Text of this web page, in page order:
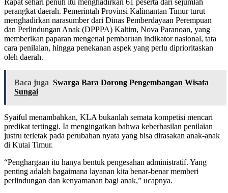
Rapat sehari penuh itu menghadirkan 61 peserta dari sejumlah
perangkat daerah. Pemerintah Provinsi Kalimantan Timur turut
menghadirkan narasumber dari Dinas Pemberdayaan Perempuan
dan Perlindungan Anak (DPPPA) Kaltim, Nova Paranoan, yang
memberikan paparan mengenai pembaruan indikator nasional, tata
cara penilaian, hingga penekanan aspek yang perlu diprioritaskan
oleh daerah.
Baca juga Swarga Bara Dorong Pengembangan Wisata
Sungai
Syaiful menambahkan, KLA bukanlah semata kompetisi mencari
predikat tertinggi. Ia mengingatkan bahwa keberhasilan penilaian
justru terletak pada perubahan nyata yang bisa dirasakan anak-anak
di Kutai Timur.
“Penghargaan itu hanya bentuk pengesahan administratif. Yang
penting adalah bagaimana layanan kita benar-benar memberi
perlindungan dan kenyamanan bagi anak,” ucapnya.